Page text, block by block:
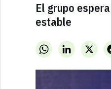
El grupo
estable
WhatsAppLinkedInX